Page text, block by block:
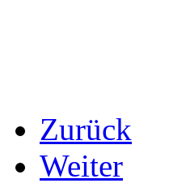
Zurück
Weiter